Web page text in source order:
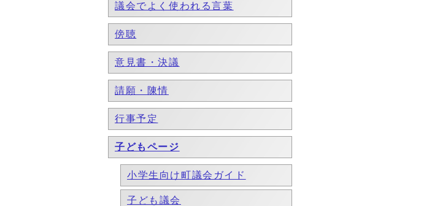
議会でよく使われる言葉
傍聴
意見書・決議
請願・陳情
行事予定
子どもページ
小学生向け町議会ガイド
子ども議会